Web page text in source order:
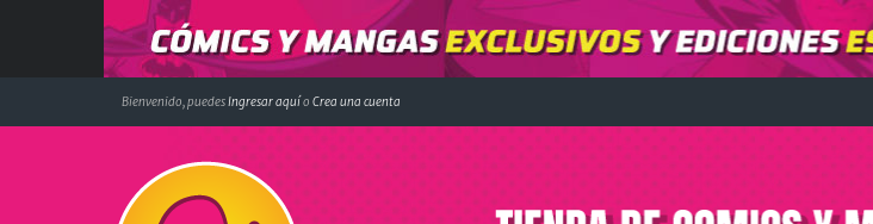
Bienvenido, puedesIngresar aquío Crea una cuenta